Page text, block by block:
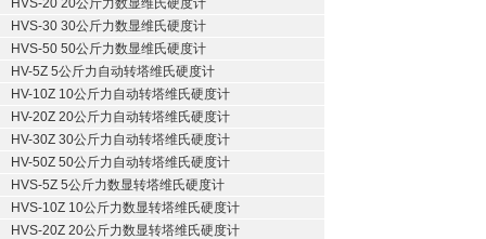
HVS-20 20公斤力数显维氏硬度计
HVS-30 30公斤力数显维氏硬度计
HVS-50 50公斤力数显维氏硬度计
HV-5Z 5公斤力自动转塔维氏硬度计
HV-10Z 10公斤力自动转塔维氏硬度计
HV-20Z 20公斤力自动转塔维氏硬度计
HV-30Z 30公斤力自动转塔维氏硬度计
HV-50Z 50公斤力自动转塔维氏硬度计
HVS-5Z 5公斤力数显转塔维氏硬度计
HVS-10Z 10公斤力数显转塔维氏硬度计
HVS-20Z 20公斤力数显转塔维氏硬度计